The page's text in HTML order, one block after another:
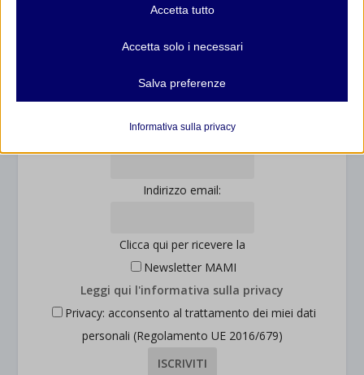
Nome:
Cognome:
Indirizzo email:
Clicca qui per ricevere la
Newsletter MAMI
Leggi qui l'informativa sulla privacy
Privacy: acconsento al trattamento dei miei dati
personali (Regolamento UE 2016/679)
I cookie e i servizi essenziali abilitano le funzioni di base e sono
e servizi non richiedono il consenso dell'utente secondo il GDPR.
Analitici
interagiscono con il nostro sito web.
rientrano nelle altre categorie specifiche o che non sono stati
esplicitamente categorizzati.
Mostra dettagli
Accetta tutto
Accetta solo i necessari
Salva preferenze
Informativa sulla privacy